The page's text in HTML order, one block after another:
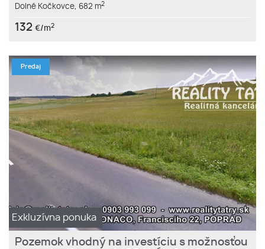
Dolné Kočkovce, 682 m2
132 €/m2
Exkluzívna ponuka
Predaj
Pozemok vhodný na investíciu s možnosťou